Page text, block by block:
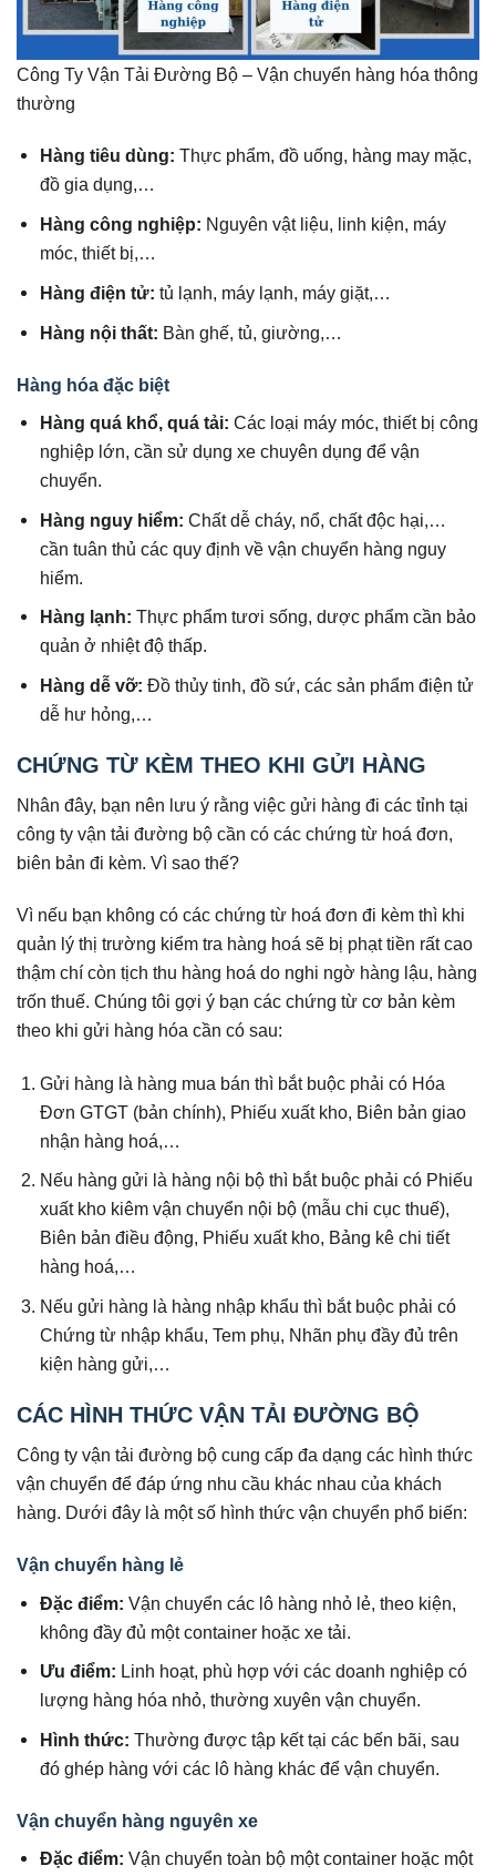
Công Ty Vận Tải Đường Bộ – Vận chuyển hàng hóa thông
thường
Hàng tiêu dùng: Thực phẩm, đồ uống, hàng may mặc,
đồ gia dụng,…
Hàng công nghiệp: Nguyên vật liệu, linh kiện, máy
móc, thiết bị,…
Hàng điện tử: tủ lạnh, máy lạnh, máy giặt,…
Hàng nội thất: Bàn ghế, tủ, giường,…
Hàng hóa đặc biệt
Hàng quá khổ, quá tải: Các loại máy móc, thiết bị công
nghiệp lớn, cần sử dụng xe chuyên dụng để vận
chuyển.
Hàng nguy hiểm: Chất dễ cháy, nổ, chất độc hại,…
cần tuân thủ các quy định về vận chuyển hàng nguy
hiểm.
Hàng lạnh: Thực phẩm tươi sống, dược phẩm cần bảo
quản ở nhiệt độ thấp.
Hàng dễ vỡ: Đồ thủy tinh, đồ sứ, các sản phẩm điện tử
dễ hư hỏng,…
CHỨNG TỪ KÈM THEO KHI GỬI HÀNG
Nhân đây, bạn nên lưu ý rằng việc gửi hàng đi các tỉnh tại
công ty vận tải đường bộ cần có các chứng từ hoá đơn,
biên bản đi kèm. Vì sao thế?
Vì nếu bạn không có các chứng từ hoá đơn đi kèm thì khi
quản lý thị trường kiểm tra hàng hoá sẽ bị phạt tiền rất cao
thậm chí còn tịch thu hàng hoá do nghi ngờ hàng lậu, hàng
trốn thuế. Chúng tôi gợi ý bạn các chứng từ cơ bản kèm
theo khi gửi hàng hóa cần có sau:
Gửi hàng là hàng mua bán thì bắt buộc phải có Hóa
Đơn GTGT (bản chính), Phiếu xuất kho, Biên bản giao
nhận hàng hoá,…
Nếu hàng gửi là hàng nội bộ thì bắt buộc phải có Phiếu
xuất kho kiêm vận chuyển nội bộ (mẫu chi cục thuế),
Biên bản điều động, Phiếu xuất kho, Bảng kê chi tiết
hàng hoá,…
Nếu gửi hàng là hàng nhập khẩu thì bắt buộc phải có
Chứng từ nhập khẩu, Tem phụ, Nhãn phụ đầy đủ trên
kiện hàng gửi,…
CÁC HÌNH THỨC VẬN TẢI ĐƯỜNG BỘ
Công ty vận tải đường bộ cung cấp đa dạng các hình thức
vận chuyển để đáp ứng nhu cầu khác nhau của khách
hàng. Dưới đây là một số hình thức vận chuyển phổ biến:
Vận chuyển hàng lẻ
Đặc điểm: Vận chuyển các lô hàng nhỏ lẻ, theo kiện,
không đầy đủ một container hoặc xe tải.
Ưu điểm: Linh hoạt, phù hợp với các doanh nghiệp có
lượng hàng hóa nhỏ, thường xuyên vận chuyển.
Hình thức: Thường được tập kết tại các bến bãi, sau
đó ghép hàng với các lô hàng khác để vận chuyển.
Vận chuyển hàng nguyên xe
Đặc điểm: Vận chuyển toàn bộ một container hoặc một